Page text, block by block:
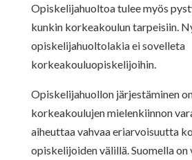
Opiskelijahuoltoa tulee myös
kunkin korkeakoulun tarpeisiin.
opiskelijahuoltolakia ei sovelleta
korkeakouluopiskelijoihin.
Opiskelijahuollon järjestäminen
korkeakoulujen mielenkiinnon
aiheuttaa vahvaa eriarvoisuutta
opiskelijoiden välillä. Suomella on